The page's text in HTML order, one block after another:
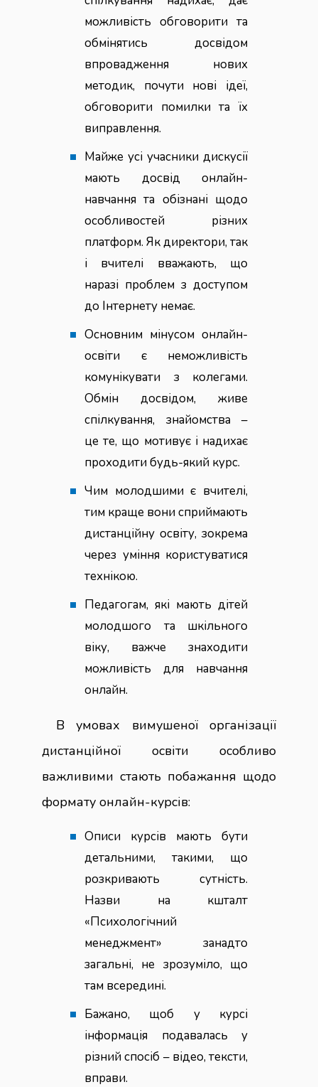
можливість обговорити та
обмінятись досвідом
впровадження нових
методик, почути нові ідеї,
обговорити помилки та їх
виправлення.
Майже усі учасники дискусії
мають досвід онлайн-
навчання та обізнані щодо
особливостей різних
платформ. Як директори, так
і вчителі вважають, що
наразі проблем з доступом
до Інтернету немає.
Основним мінусом онлайн-
освіти є неможливість
комунікувати з колегами.
Обмін досвідом, живе
спілкування, знайомства –
це те, що мотивує і надихає
проходити будь-який курс.
Чим молодшими є вчителі,
тим краще вони сприймають
дистанційну освіту, зокрема
через уміння користуватися
технікою.
Педагогам, які мають дітей
молодшого та шкільного
віку, важче знаходити
можливість для навчання
онлайн.
В умовах вимушеної організації
дистанційної освіти особливо
важливими стають побажання щодо
формату онлайн-курсів:
Описи курсів мають бути
детальними, такими, що
розкривають сутність.
Назви на кшталт
«Психологічний
менеджмент» занадто
загальні, не зрозуміло, що
там всередині.
Бажано, щоб у курсі
інформація подавалась у
різний спосіб – відео, тексти,
вправи.